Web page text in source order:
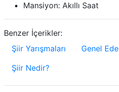
Mansiyon: Akıllı Saat
Benzer İçerikler:
Şiir Yarışmaları
Genel
Şiir Nedir?